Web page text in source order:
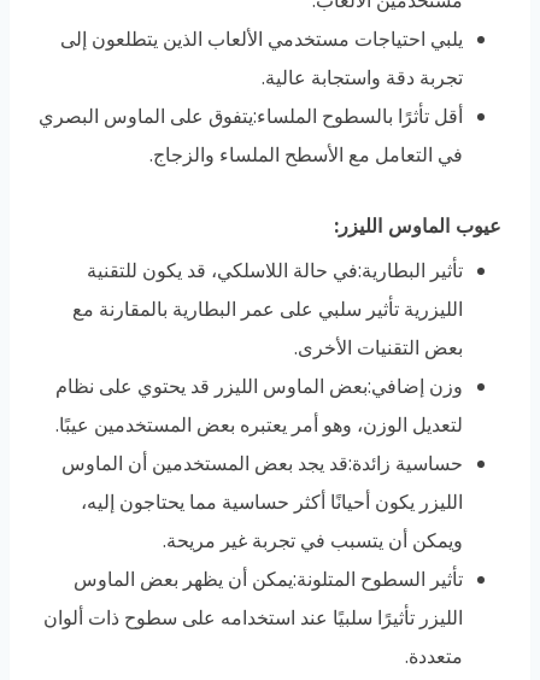
يلبي احتياجات مستخدمي الألعاب الذين يتطلعون إلى
تجربة دقة واستجابة عالية.
أقل تأثرًا بالسطوح الملساء:يتفوق على الماوس البصري
في التعامل مع الأسطح الملساء والزجاج.
عيوب الماوس الليزر :
تأثير البطارية:في حالة اللاسلكي، قد يكون للتقنية
الليزرية تأثير سلبي على عمر البطارية بالمقارنة مع
بعض التقنيات الأخرى.
وزن إضافي:بعض الماوس الليزر قد يحتوي على نظام
لتعديل الوزن، وهو أمر يعتبره بعض المستخدمين عيبًا.
حساسية زائدة:قد يجد بعض المستخدمين أن الماوس
الليزر يكون أحيانًا أكثر حساسية مما يحتاجون إليه،
ويمكن أن يتسبب في تجربة غير مريحة.
تأثير السطوح المتلونة:يمكن أن يظهر بعض الماوس
الليزر تأثيرًا سلبيًا عند استخدامه على سطوح ذات ألوان
متعددة.